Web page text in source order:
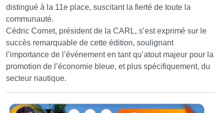
distingué à la 11e place, suscitant la fierté de toute la
communauté.
Cédric Cornet, président de la CARL, s’est exprimé sur le
succès remarquable de cette édition, soulignant
l’importance de l’événement en tant qu’atout majeur pour la
promotion de l’économie bleue, et plus spécifiquement, du
secteur nautique.